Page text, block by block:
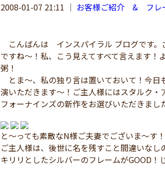
2008-01-07 21:11 ｜ お客様ご紹介 & フレ
こんばんは インスパイラル ブログです。
ですね～！私、こう見えてすべて言えます
粥！
とま～、私の独り言は置いておいて！今日
演いただきます～！ご主人様にはスタルク
フォーナインズの新作をお選びいただきま
と～っても素敵なN様ご夫妻でございま～す！
ご主人様は、後世に名を残すこと間違いな
キリリとしたシルバーのフレームがGOOD！